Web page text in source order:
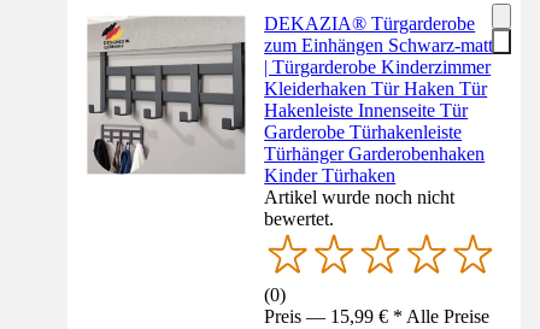
DEKAZIA® Türgarderobe
zum Einhängen Schwarz-matt
| Türgarderobe Kinderzimmer
Kleiderhaken Tür Haken Tür
Hakenleiste Innenseite Tür
Garderobe Türhakenleiste
Türhänger Garderobenhaken
Kinder Türhaken
Artikel wurde noch nicht
bewertet.
(0)
Preis — 15,99 € * Alle Preise